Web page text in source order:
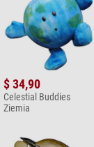
$ 34,90
Celestial Buddies
Ziemia